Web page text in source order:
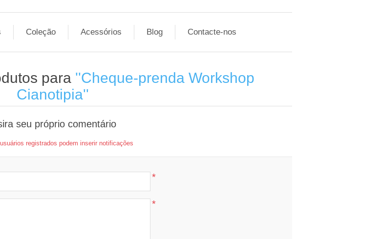
Coleção Acessórios Blog Contacte-nos
para
Cheque-prenda Workshop
Cianotipia
seu próprio comentário
registrados podem inserir notificações
*
*